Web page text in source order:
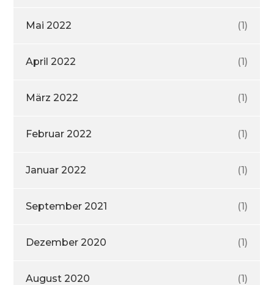
Mai 2022 (1)
April 2022 (1)
März 2022 (1)
Februar 2022 (1)
Januar 2022 (1)
September 2021 (1)
Dezember 2020 (1)
August 2020 (1)